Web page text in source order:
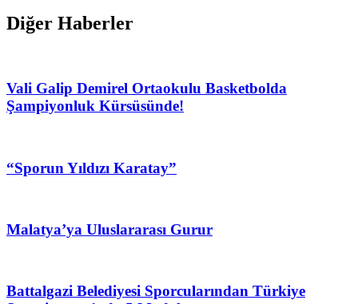
Diğer Haberler
Vali Galip Demirel Ortaokulu Basketbolda
Şampiyonluk Kürsüsünde!
“Sporun Yıldızı Karatay”
Malatya’ya Uluslararası Gurur
Battalgazi Belediyesi Sporcularından Türkiye